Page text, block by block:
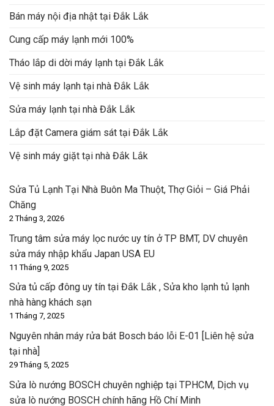
Bán máy nội địa nhật tại Đắk Lắk
Cung cấp máy lạnh mới 100%
Tháo lắp di dời máy lạnh tại Đắk Lắk
Vệ sinh máy lạnh tại nhà Đắk Lắk
Sửa máy lạnh tại nhà Đắk Lắk
Lắp đặt Camera giám sát tại Đắk Lắk
Vệ sinh máy giặt tại nhà Đắk Lắk
Sửa Tủ Lạnh Tại Nhà Buôn Ma Thuột, Thợ Giỏi – Giá Phải
Chăng
2 Tháng 3, 2026
Trung tâm sửa máy lọc nước uy tín ở TP BMT, DV chuyên
sửa máy nhập khẩu Japan USA EU
11 Tháng 9, 2025
Sửa tủ cấp đông uy tín tại Đắk Lắk , Sửa kho lạnh tủ lạnh
nhà hàng khách sạn
1 Tháng 7, 2025
Nguyên nhân máy rửa bát Bosch báo lỗi E-01 [Liên hệ sửa
tại nhà]
29 Tháng 5, 2025
Sửa lò nướng BOSCH chuyên nghiệp tại TPHCM, Dịch vụ
sửa lò nướng BOSCH chính hãng Hồ Chí Minh